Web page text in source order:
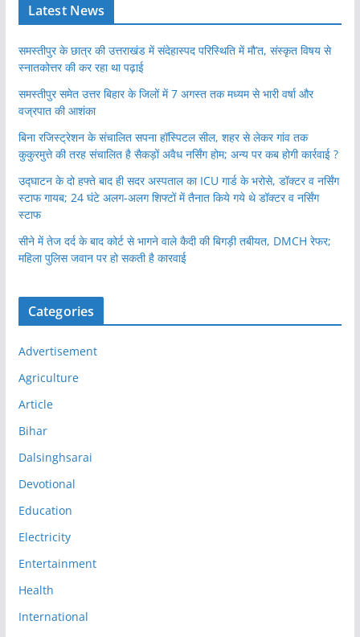
Latest News
समस्तीपुर के छात्र की उत्तराखंड में संदेहास्पद परिस्थिति में मौ’त, संस्कृत विषय से
स्नातकोत्तर की कर रहा था पढ़ाई
समस्तीपुर समेत उत्तर बिहार के जिलों में 7 अगस्त तक मध्यम से भारी वर्षा और
वज्रपात की आशंका
बिना रजिस्ट्रेशन के संचालित सपना हॉस्पिटल सील, शहर से लेकर गांव तक
कुकुरमुत्ते की तरह संचालित है सैकड़ों अवैध नर्सिंग होम; अन्य पर कब होगी कार्रवाई ?
उद्घाटन के दो हफ्ते बाद ही सदर अस्पताल का ICU गार्ड के भरोसे, डॉक्टर व नर्सिंग
स्टाफ गायब; 24 घंटे अलग-अलग शिफ्टों में तैनात किये गये थे डॉक्टर व नर्सिंग
स्टाफ
सीने में तेज दर्द के बाद कोर्ट से भागने वाले कैदी की बिगड़ी तबीयत, DMCH रेफर;
महिला पुलिस जवान पर हो सकती है कारवाई
Categories
Advertisement
Agriculture
Article
Bihar
Dalsinghsarai
Devotional
Education
Electricity
Entertainment
Health
International